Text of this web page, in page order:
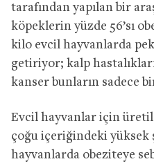
tarafından yapılan bir
köpeklerin yüzde 56’sı
kilo evcil hayvanlarda
getiriyor; kalp
kanser bunların sadece
Evcil hayvanlar için
çoğu içeriğindeki yüksek
hayvanlarda obeziteye